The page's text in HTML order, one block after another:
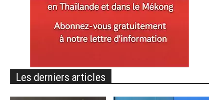
Les derniers articles